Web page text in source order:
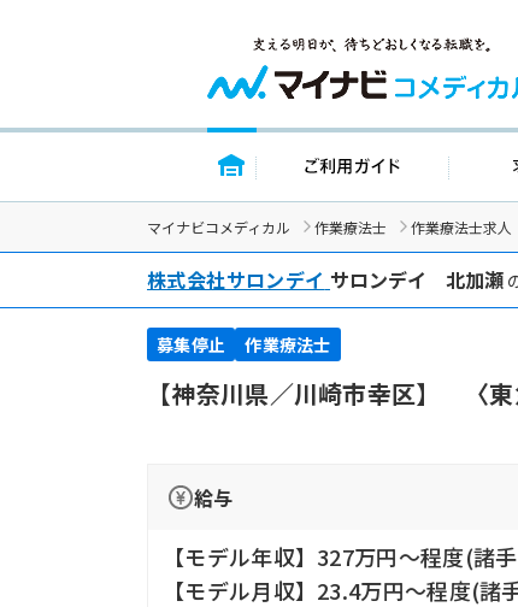
トップページ ご利用ガ
マイナビコメディカル 作業療法士 作業療法士求人
株式会社サロンデイ サロンデイ 北加瀬
募集停止 作業療法士
【神奈川県／川崎市幸区】 〈
給与
【モデル年収】327万円〜程度(諸
【モデル月収】23.4万円〜程度(諸